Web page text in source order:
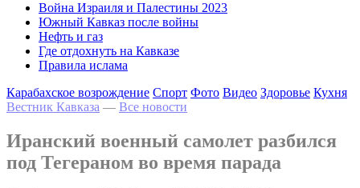
Война Израиля и Палестины 2023
Южный Кавказ после войны
Нефть и газ
Где отдохнуть на Кавказе
Правила ислама
Карабахское возрождение Спорт Фото Видео Здоровье Кухня
Вестник Кавказа — Все новости
Иранский военный самолет разбился
под Тегераном во время парада